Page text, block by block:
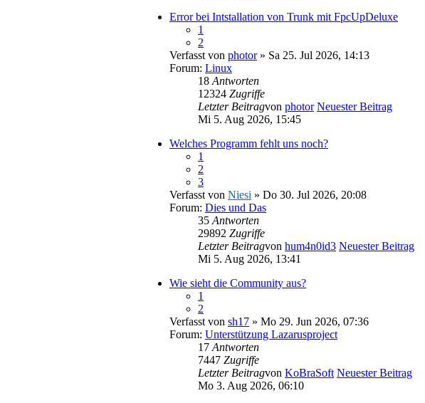
Error bei Intstallation von Trunk mit FpcUpDeluxe
1
2
Verfasst von photor» Sa 25. Jul 2026, 14:13
Forum: Linux
18Antworten
12324 Zugriffe
Letzter Beitragvon photor Neuester Beitrag
Mi 5. Aug 2026, 15:45
Welches Programm fehlt uns noch?
1
2
3
Verfasst von Niesi » Do 30. Jul 2026, 20:08
Forum: Dies und Das
35Antworten
29892 Zugriffe
Letzter Beitragvon hum4n0id3 Neuester Beitrag
Mi 5. Aug 2026, 13:41
Wie sieht die Community aus?
1
2
Verfasst von sh17 » Mo 29. Jun 2026, 07:36
Forum: Unterstützung Lazarusproject
17Antworten
7447 Zugriffe
Letzter Beitragvon KoBraSoft Neuester Beitrag
Mo 3. Aug 2026, 06:10